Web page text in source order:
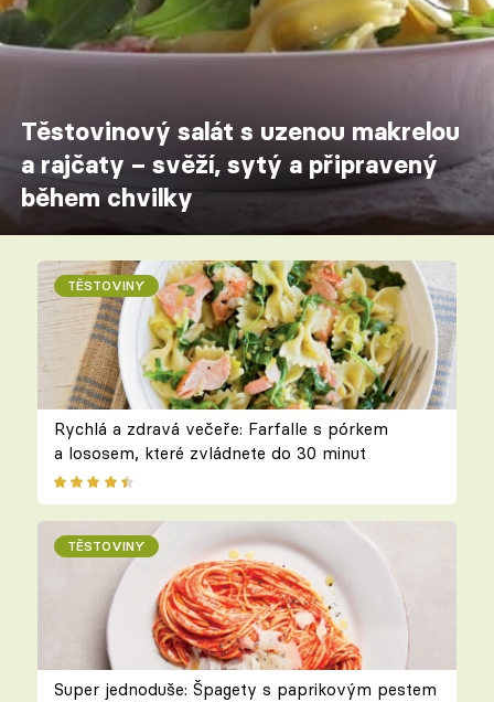
Těstovinový salát s uzenou makrelou
a rajčaty – svěží, sytý a připravený
během chvilky
TĚSTOVINY
Rychlá a zdravá večeře: Farfalle s pórkem
a lososem, které zvládnete do 30 minut
TĚSTOVINY
Super jednoduše: Špagety s paprikovým pestem